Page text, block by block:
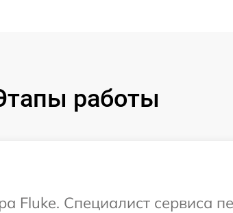
работы
Fluke. Специалист сервиса